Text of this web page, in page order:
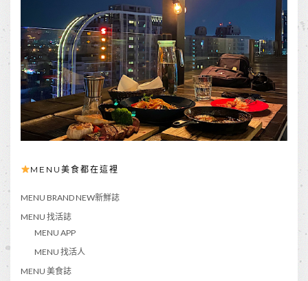
MENU美食都在這裡
MENU BRAND NEW新鮮誌
MENU 找活誌
MENU APP
MENU 找活人
MENU 美食誌